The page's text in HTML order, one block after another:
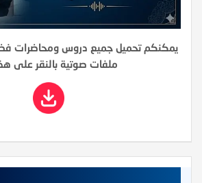
يمكنكم تحميل جميع دروس ومحاضرات
ملفات صوتية بالنقر على